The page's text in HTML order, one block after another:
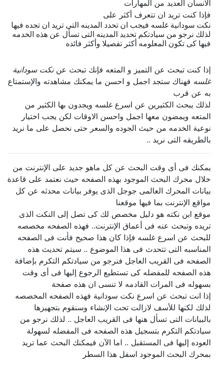
الانسان العديد من المهارات
فإذا كنت تريد ان تتعرف أكثر على
نكت سودانية غلسه فيجب ان تحدد المدينه التى تريد ان تجده فيها
لذلك نرجو من سيادتكم تحديد المدينه التى تسأل عن هذه الخدمه
فيها كى تكون المعلومه أكثر تفصيلا وأكثر فائده
إذا كنت تبحث عن التميز و المتعه فإنك تبحث عننكت سودانية
غلسهفهناك ستجد اجمل و احسن ما يمكنك مشاهدته والإستمتاع
به عن قرب
لذلك يبحث الكثيرين عن اسرع غلسه ويجدون بها الكثير من
المتعه ويمضون معها اجمل واحسن الاوقات لكن يجب اختيار
نوعية الخدمه من حيث الجوده والسعر حتى نحصل على ما نريد
بالطريقه التى نريد ..
يمكنك فى أى وقت البحث عن كل ماهو جديد على الإنترنت من
خلال محرك البحث الموجود بهذه الصفحه حيث نعتمد على قاعدة
بيانات المحرك العالمى جوجل الذى يوفر بيانات محدثه عن كل
مواقع الإنترنت بما فيها موقعنا
موقع ابن نكته هو دليل مخصص لك كى تصل إلى النكت الذى
تريده وتبحث عنه فى أعماق الإنترنت.. فهذه الصفحه مخصصه
للبحث عن اسرع غلسه فإذا كان هذا صحيح فأنت فى الصفحه
المناسبه التى تتحدث فى هذا الموضوع .. سيتم تحديث هذه
الصفحه فى القريب العاجل فنرجو من سيادتكم التكرم بإضافة
هذه الصفحه للمفضله كى تستطيع الرجوع إليها فى أى وقت
بسهوله فى المرات القادمه لا تنسى ان هذه صفحة
إذا انت تبحث عن اسرع نكت سودانية فهذه الصفحه المخصصه
لذلك لكنها للأسف لازالت تحت الإنشاء وسنقوم بتجهيزها
بالبيانات التى تسأل هنها فى القريب العاجل .. لذلك نرجو من
سيادتكم التكرم بتسجيل هذه الصفحه فى المفضله لسهولة
العوده إليها فى المستقبل .. اما الآن فيمكنك البحث عما تريد
بمحرك البحث الموجود اسفل هذا السطر